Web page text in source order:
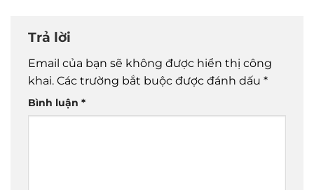
Trả lời
Email của bạn sẽ không được hiển thị công
khai. Các trường bắt buộc được đánh dấu *
Bình luận *